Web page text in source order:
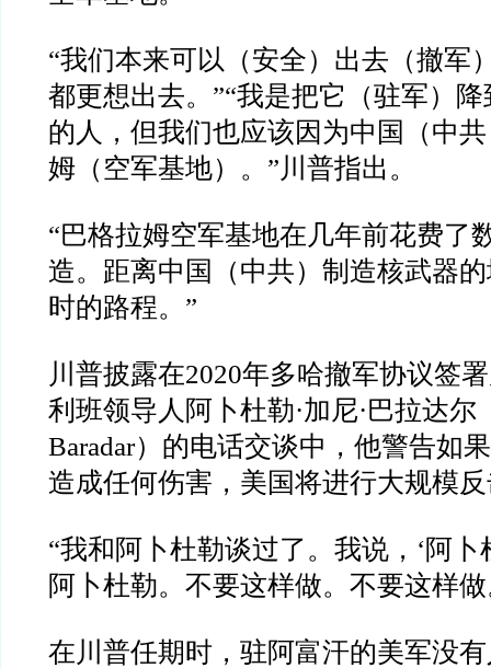
“我们本来可以（安全）出去（撤军
都更想出去。 ”“我是把它（驻军）降
的人，但我们也应该因为中国（中
姆（空军基地）。 ”川普指出。
“巴格拉姆空军基地在几年前花费了
造。距离中国（中共）制造核武器
时的路程。 ”
川普披露在2020年多哈撤军协议签
利班领导人阿卜杜勒·加尼·巴拉达尔
Baradar）的电话交谈中，他警告如
造成任何伤害，美国将进行大规模
“我和阿卜杜勒谈过了。我说， ‘阿卜
阿卜杜勒。不要这样做。不要这样
在川普任期时，驻阿富汗的美军没